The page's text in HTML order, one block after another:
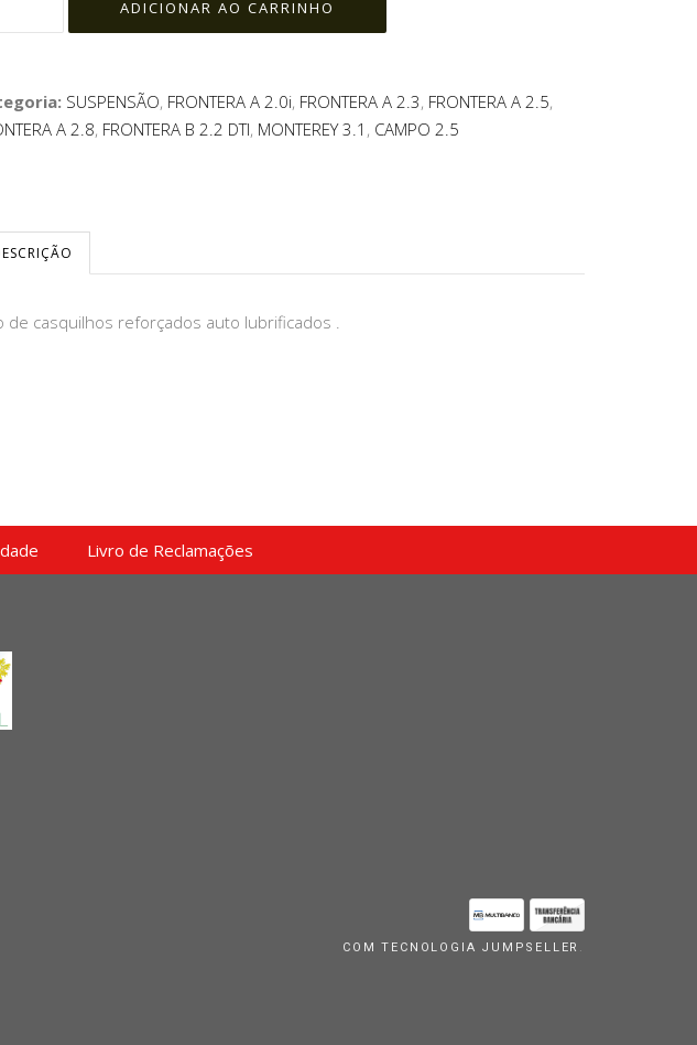
SUSPENSÃO, FRONTERA A 2.0i, FRONTERA A 2.3, FRONTERA A 2.5,
A 2.8, FRONTERA B 2.2 DTI, MONTEREY 3.1 , CAMPO 2.5
de casquilhos reforçados auto lubrificados .
Livro de Reclamações
COM TECNOLOGIA JUMPSELLER .